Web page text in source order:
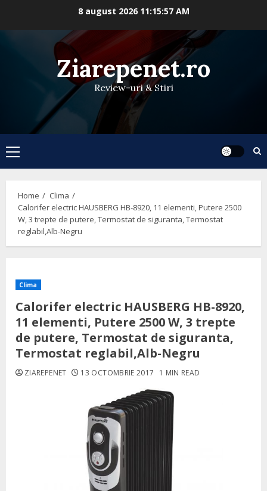
8 august 2026 11:15:57 AM
Ziarepenet.ro
Review-uri & Stiri
Primary
Menu
Home
Clima
Calorifer electric HAUSBERG HB-8920, 11 elementi, Putere 2500
W, 3 trepte de putere, Termostat de siguranta, Termostat
reglabil,Alb-Negru
Clima
Calorifer electric HAUSBERG HB-8920,
11 elementi, Putere 2500 W, 3 trepte
de putere, Termostat de siguranta,
Termostat reglabil,Alb-Negru
ZIAREPENET 13 OCTOMBRIE 2017 1 MIN READ